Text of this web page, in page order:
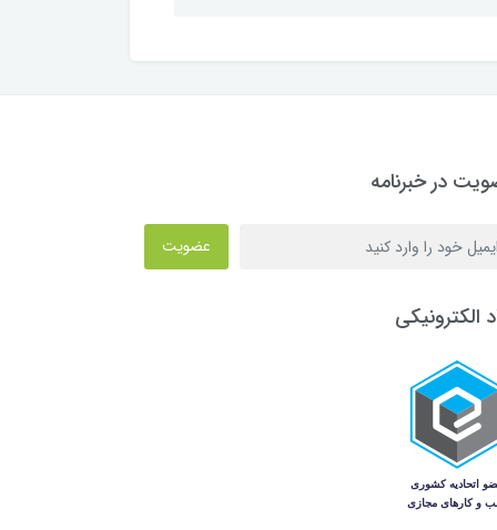
در خبرنامه
عضویت
الکترونیکی